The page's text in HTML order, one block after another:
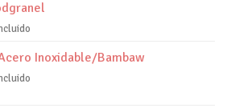
Inoxidable/Bambaw